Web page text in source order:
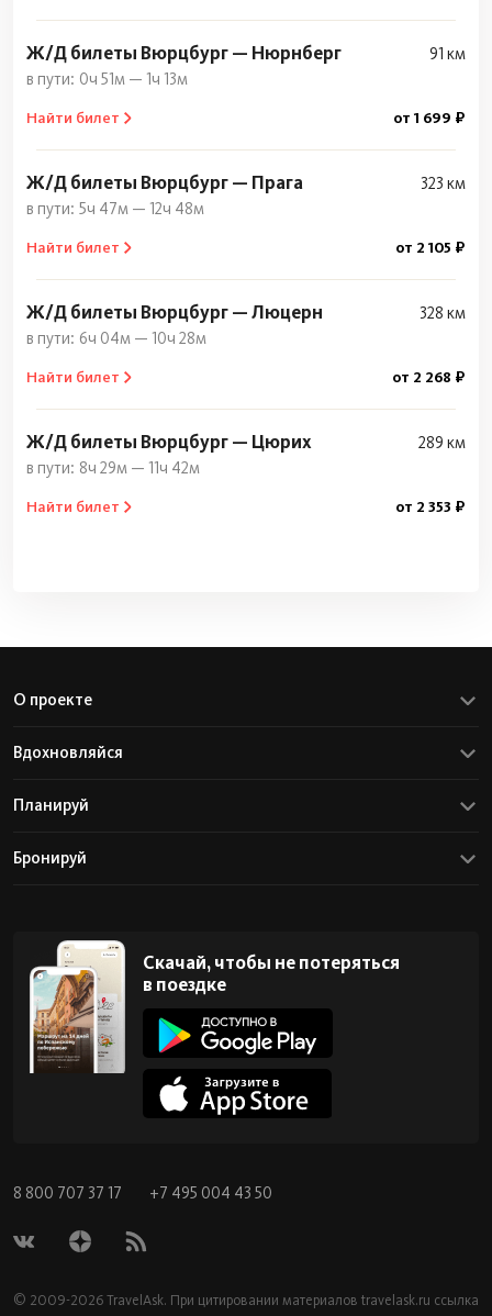
Ж/Д билеты Вюрцбург — Нюрнберг
91 км
0ч 51м — 1ч 13м
Найти билет от 1 699 ₽
Ж/Д билеты Вюрцбург — Прага
323 км
5ч 47м — 12ч 48м
Найти билет от 2 105 ₽
Ж/Д билеты Вюрцбург — Люцерн
328 км
6ч 04м — 10ч 28м
Найти билет от 2 268 ₽
Ж/Д билеты Вюрцбург — Цюрих
289 км
8ч 29м — 11ч 42м
Найти билет от 2 353 ₽
О проекте
Вдохновляйся
Планируй
Бронируй
Скачай, чтобы не потеряться
в поездке
8 800 707 37 17 +7 495 004 43 50
© 2009-2026 TravelAsk. При цитировании материалов travelask.ru ссылка